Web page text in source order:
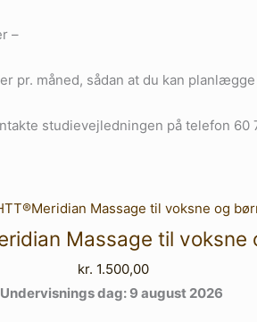
–
pr. måned, sådan at du kan
studievejledningen på telefon 60
Massage til voksne
kr. 1.500,00
Undervisnings dag: 9 august 2026